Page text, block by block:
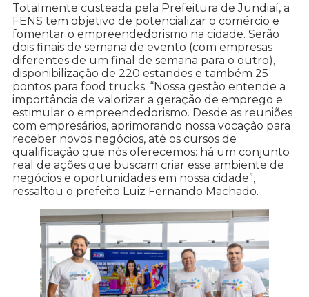
Totalmente custeada pela Prefeitura de Jundiaí, a
FENS tem objetivo de potencializar o comércio e
fomentar o empreendedorismo na cidade. Serão
dois finais de semana de evento (com empresas
diferentes de um final de semana para o outro),
disponibilização de 220 estandes e também 25
pontos para food trucks. “Nossa gestão entende a
importância de valorizar a geração de emprego e
estimular o empreendedorismo. Desde as reuniões
com empresários, aprimorando nossa vocação para
receber novos negócios, até os cursos de
qualificação que nós oferecemos: há um conjunto
real de ações que buscam criar esse ambiente de
negócios e oportunidades em nossa cidade”,
ressaltou o prefeito Luiz Fernando Machado.